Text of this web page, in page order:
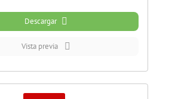
Descargar
Vista previa